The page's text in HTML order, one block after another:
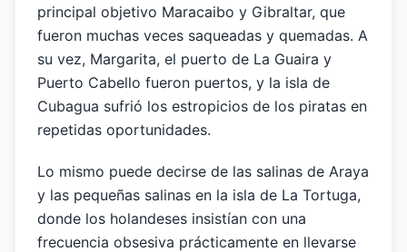
principal objetivo Maracaibo y Gibraltar, que
fueron muchas veces saqueadas y quemadas. A
su vez, Margarita, el puerto de La Guaira y
Puerto Cabello fueron puertos, y la isla de
Cubagua sufrió los estropicios de los piratas en
repetidas oportunidades.
Lo mismo puede decirse de las salinas de Araya
y las pequeñas salinas en la isla de La Tortuga,
donde los holandeses insistían con una
frecuencia obsesiva prácticamente en llevarse